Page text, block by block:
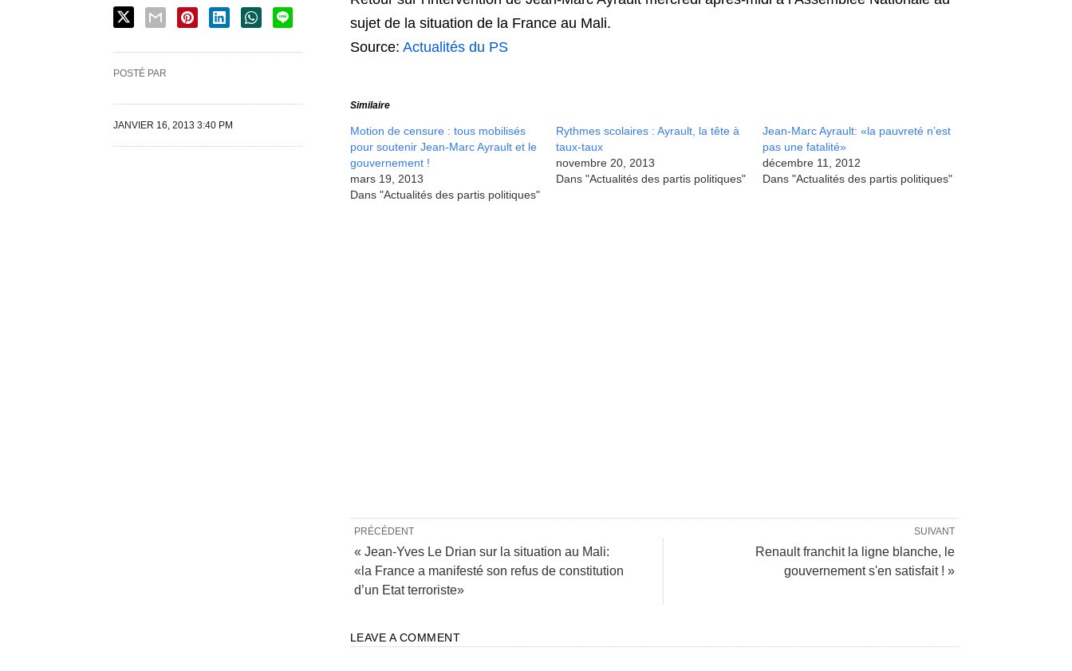
sujet de la situation de la France au Mali.
Source: Actualités du PS
Similaire
Motion de censure : tous mobilisés
pour soutenir Jean-Marc Ayrault et le
gouvernement !
mars 19, 2013
Dans "Actualités des partis politiques"
Rythmes scolaires : Ayrault, la tête à
taux-taux
novembre 20, 2013
Dans "Actualités des partis politiques"
Jean-Marc Ayrault: «la pauvreté n’est
pas une fatalité»
décembre 11, 2012
Dans "Actualités des partis politiques"
SUIVANT
Renault franchit la ligne blanche, le
gouvernement s'en satisfait ! »
PRÉCÉDENT
« Jean-Yves Le Drian sur la situation au Mali:
«la France a manifesté son refus de constitution
d’un Etat terroriste»
LEAVE A COMMENT
POSTÉ PAR
JANVIER 16, 2013 3:40 PM